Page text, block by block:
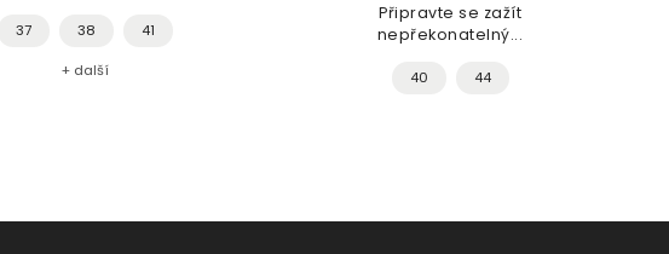
37 38 41
+ další
Připravte se zažít
nepřekonatelný...
40 44